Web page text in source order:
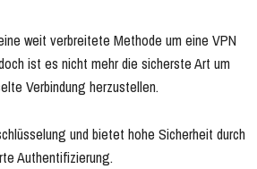
weit verbreitete Methode um eine VPN
ist es nicht mehr die sicherste Art um
Verbindung herzustellen.
und bietet hohe Sicherheit durch
Authentifizierung.